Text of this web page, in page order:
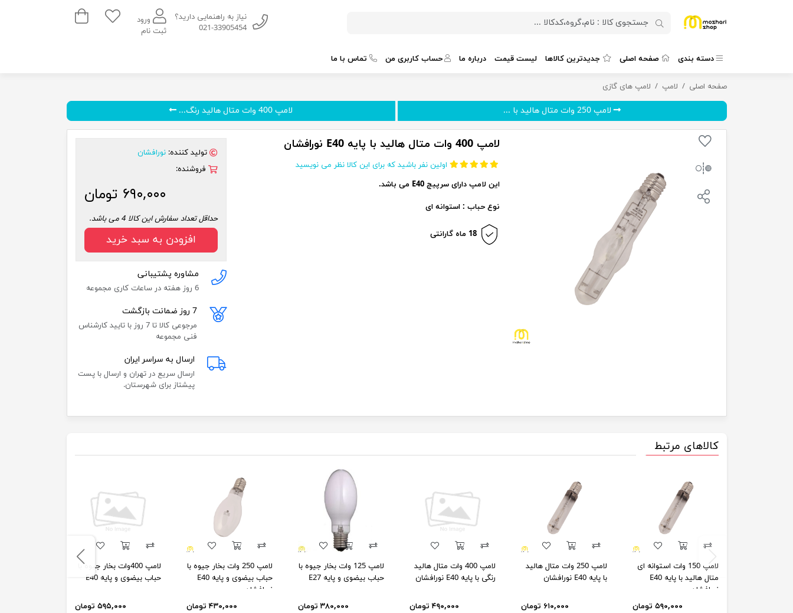
نیاز به راهنمایی دارید؟
021-33905454
ورود
ثبت نام
سبد خرید
دسته بندی صفحه اصلی جدیدترین کالاها لیست قیمت درباره ما حساب کاربری من تماس با ما
صفحه اصلی لامپ لامپ های گازی لامپ 400 وات متال هالید با پایه E40 نورافشان
لامپ 250 وات متال هالید با ... لامپ 400 وات متال هالید رنگ...
لامپ 400 وات متال هالید با پایه E40 نورافشان
اولین نفر باشید که برای این کالا نظر می نویسید
این لامپ دارای سرپیچ E40 می باشد.
نوع حباب : استوانه ای
18 ماه گارانتی
تولید کننده: نورافشان
فروشنده:
۶۹۰,۰۰۰ تومان
حداقل تعداد سفارش این کالا 4 می باشد.
افزودن به سبد خرید
مشاوره پشتیبانی
6 روز هفته در ساعات کاری مجموعه
7 روز ضمانت بازگشت
مرجوعی کالا تا 7 روز با تایید کارشناس
فنی مجموعه
ارسال به سراسر ایران
ارسال سریع در تهران و ارسال با پست
پیشتاز برای شهرستان.
کالاهای مرتبط
لامپ 150 وات استوانه ای
متال هالید با پایه E40
نورافشان
۵۹۰,۰۰۰ تومان
لامپ 250 وات متال هالید
با پایه E40 نورافشان
۶۱۰,۰۰۰ تومان
لامپ 400 وات متال هالید
رنگی با پایه E40 نورافشان
۴۹۰,۰۰۰ تومان
لامپ 125 وات بخار جیوه با
حباب بیضوی و پایه E27
۳۸۰,۰۰۰ تومان
لامپ 250 وات بخار جیوه با
حباب بیضوی و پایه E40
نورافشان
۴۳۰,۰۰۰ تومان
لامپ 400وات بخار جیوه با
حباب بیضوی و پایه E40
۵۹۵,۰۰۰ تومان